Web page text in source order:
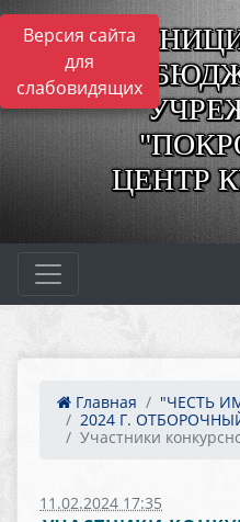
Версия сайта
для
слабовидящих
ЦЕНТР
Главная "ЧЕСТЬ
2024 Г.
Участники
11.02.2024 17:35